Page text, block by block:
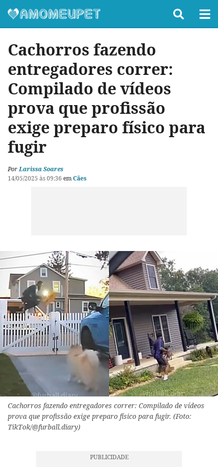
Cachorros fazendo
entregadores correr:
Compilado de vídeos
prova que profissão
exige preparo físico para
fugir
PorLarissa Soares
14/05/2025 às 09:36 emCães
Cachorros fazendo entregadores correr: Compilado de vídeos
prova que profissão exige preparo físico para fugir. (Foto:
TikTok/@furball.diary)